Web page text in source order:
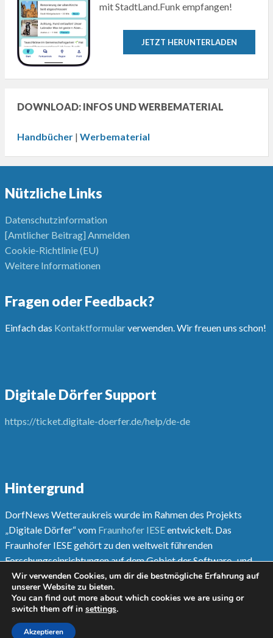
mit StadtLand.Funk empfangen!
JETZT HERUNTERLADEN
DOWNLOAD: INFOS UND WERBEMATERIAL
Handbücher| Werbematerial
Nützliche Links
Datenschutzinformation
[Amtlicher Beitrag] Anmelden
Cookie-Richtlinie (EU)
Weitere Informationen
Fragen oder Feedback?
Einfach das Kontaktformularverwenden. Wir freuen uns schon!
Digitale Dörfer Support
https://ticket.digitale-doerfer.de/help/de-de
Hintergrund
DorfNews Wetteraukreis wurde im Rahmen des Projekts
„Digitale Dörfer“ vom Fraunhofer IESEentwickelt. Das
Fraunhofer IESE gehört zu den weltweit führenden
Forschungseinrichtungen auf dem Gebiet der Software- und
Systementwicklungsmethoden.
Mehr unterwww.digitale-doerfer.de
Wir verwenden Cookies, um dir die bestmögliche Erfahrung auf
unserer Website zu bieten.
You can find out more about which cookies we are using or
switch them off in settings.
Akzeptieren